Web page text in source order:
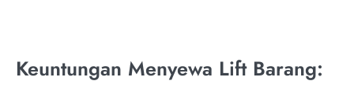
Keuntungan Menyewa Lift Barang: